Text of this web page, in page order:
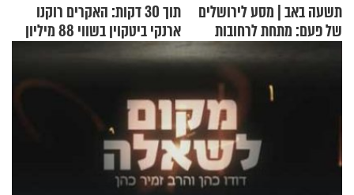
תשעה באב | מסע לירושלים
של פעם: מתחת לרחובות
תוך 30 דקות: האקרים רוקנו
ארנקי ביטקוין בשווי 88 מיליון
דולר